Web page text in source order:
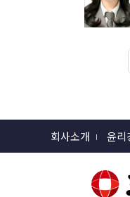
회사소개 윤리